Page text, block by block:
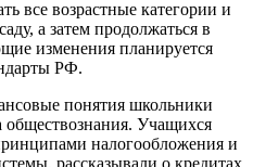
все возрастные категории и
а затем продолжаться в
изменения планируется
РФ.
понятия школьники
обществознания. Учащихся
налогообложения и